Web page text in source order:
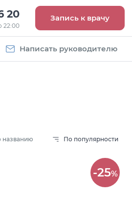
20
22:00
Запись к врачу
Написать руководителю
названию По популярности
-25%